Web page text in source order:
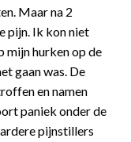
Maar na 2
pijn. Ik kon niet
mijn hurken op de
gaan was. De
en namen
paniek onder de
pijnstillers